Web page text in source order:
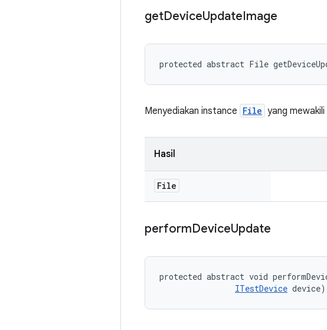
getDeviceUpdateImage
protected abstract File
Menyediakan instance File yang
Hasil
File
performDeviceUpdate
protected abstract void
ITestDevice device)